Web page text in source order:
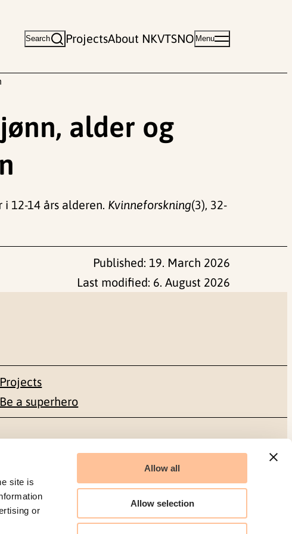
site is
or
Allow all
Allow selection
Search ProjectsAbout NKVTSNO Menu
alder og
12-14 års alderen. Kvinneforskning(3), 32-
Published: 19. March 2026
Last modified: 6. August 2026
Projects
Be a superhero
Facebook